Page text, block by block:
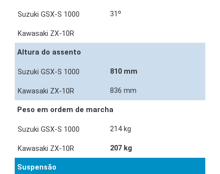
31º
Altura do assento
810 mm
836 mm
Peso em ordem de marcha
214 kg
207 kg
Suspensão